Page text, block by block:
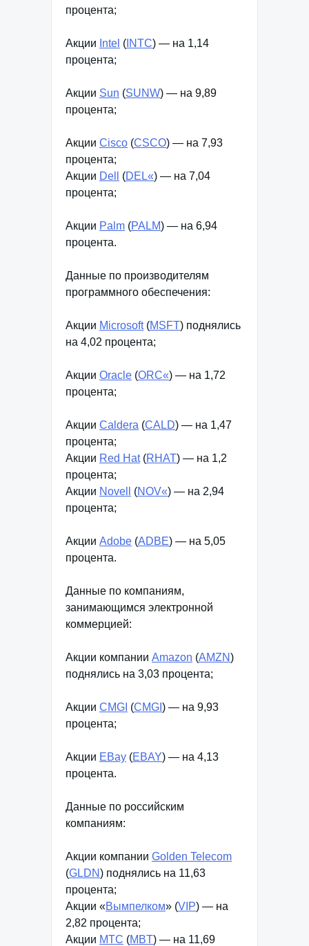
процента;
Акции Intel ( INTC) — на 1,14
процента;
Акции Sun (SUNW) — на 9,89
процента;
Акции Cisco (CSCO) — на 7,93
процента;
Акции Dell (DEL«) — на 7,04
процента;
Акции Palm (PALM) — на 6,94
процента.
Данные по производителям
программного обеспечения:
Акции Microsoft(MSFT) поднялись
на 4,02 процента;
Акции Oracle (ORC«) — на 1,72
процента;
Акции Caldera (CALD) — на 1,47
процента;
Акции Red Hat(RHAT) — на 1,2
процента;
Акции Novell (NOV«) — на 2,94
процента;
Акции Adobe (ADBE) — на 5,05
процента.
Данные по компаниям,
занимающимся электронной
коммерцией:
Акции компании Amazon (AMZN)
поднялись на 3,03 процента;
Акции CMGI (CMGI ) — на 9,93
процента;
Акции EBay (EBAY) — на 4,13
процента.
Данные по российским
компаниям:
Акции компании Golden Telecom
(GLDN) поднялись на 11,63
процента;
Акции «Вымпелком» (VIP) — на
2,82 процента;
Акции МТС (MBT) — на 11,69